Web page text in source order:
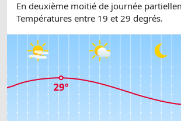
En deuxième moitié de journée
Températures entre 19 et 29 degrés.